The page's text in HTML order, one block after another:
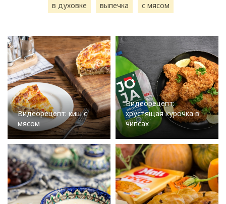
в духовке выпечка с мясом
Видеорецепт: киш с
мясом
Видеорецепт:
хрустящая курочка в
чипсах